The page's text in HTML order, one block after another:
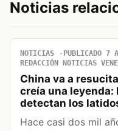
Noticias
NOTICIAS PUBLICADO 7
REDACCIÓN NOTICIAS
China va a
creía una leyenda:
detectan los
Hace casi dos mil